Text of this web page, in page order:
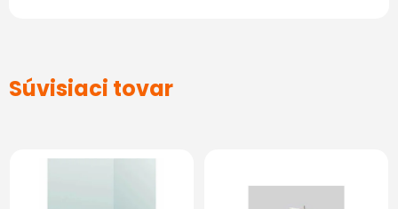
Súvisiaci tovar